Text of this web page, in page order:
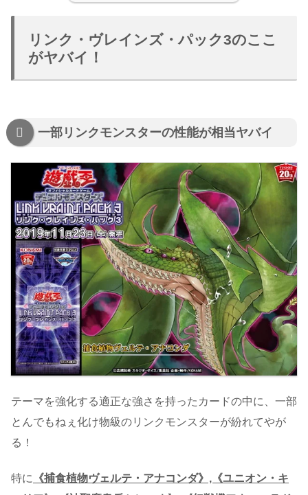
リンク・ヴレインズ・パック3のここ
がヤバイ！
一部リンクモンスターの性能が相当ヤバイ
テーマを強化する適正な強さを持ったカードの中に、一部
とんでもねぇ化け物級のリンクモンスターが紛れてやが
る！
特に
《捕食植物ヴェルテ・アナコンダ》,《ユニオン・キ